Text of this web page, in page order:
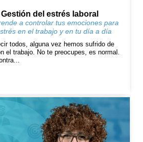
del estrés laboral
a controlar tus emociones para
en el trabajo y en tu día a día
todos, alguna vez hemos sufrido de
el trabajo. No te preocupes, es normal.